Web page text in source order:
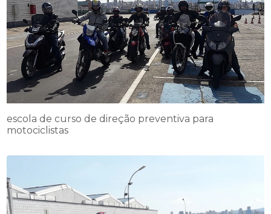
escola de curso de direção preventiva para
motociclistas